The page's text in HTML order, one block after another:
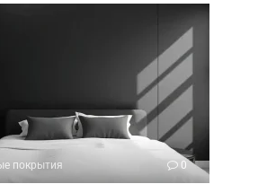
покрытия 0